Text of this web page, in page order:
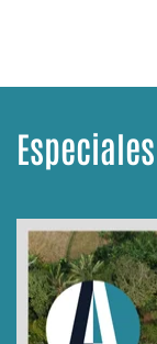
Especiales